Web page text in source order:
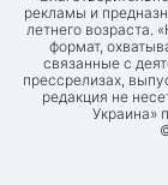
рекламы и
летнего возраста.
формат,
связанные с
прессрелизах,
редакция не
Украина»